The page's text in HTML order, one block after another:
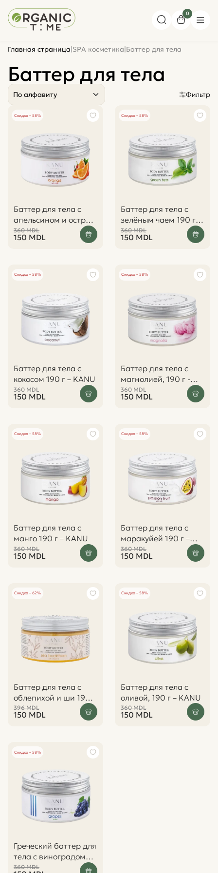
0
Главная страница|SPA косметика|Баттер для тела
Баттер для тела
По алфавиту Фильтр
Скидка – 58%
Баттер для тела с
апельсином и острым
перцем, 190 г – KANU
360MDL
150 MDL
Скидка – 58%
Баттер для тела с
зелёным чаем 190 г –
KANU
360MDL
150 MDL
Скидка – 58%
Баттер для тела с
кокосом 190 г – KANU
360MDL
150 MDL
Скидка – 58%
Баттер для тела с
магнолией, 190 г -
KANU
360MDL
150 MDL
Скидка – 58%
Баттер для тела с
манго 190 г – KANU
360MDL
150 MDL
Скидка – 58%
Баттер для тела с
маракуйей 190 г –
KANU
360MDL
150 MDL
Скидка – 62%
Баттер для тела с
облепихой и ши 190 г
– KANU
396MDL
150 MDL
Скидка – 58%
Баттер для тела с
оливой, 190 г – KANU
360MDL
150 MDL
Скидка – 58%
Греческий баттер для
тела с виноградом
190 г – KANU
360MDL